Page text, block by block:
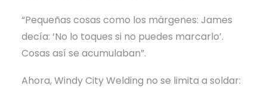
“Pequeñas cosas como los márgenes: James
decía: ‘No lo toques si no puedes marcarlo’.
Cosas así se acumulaban”.
Ahora, Windy City Welding no se limita a soldar: